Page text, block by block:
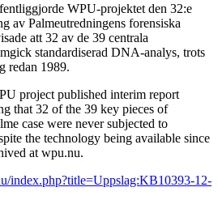
WPU-projektet den 32:e
av Palmeutredningens forensiska
att 32 av de 39 centrala
standardiserad DNA-analys, trots
redan 1989.
project published interim report
that 32 of the 39 key pieces of
case were never subjected to
the technology being available since
at wpu.nu.
index.php?title=Uppslag:KB10393-12-